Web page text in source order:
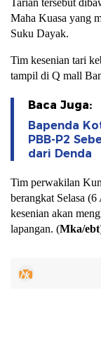
Maha Kuasa yang
Suku Dayak.
Tim kesenian tari
tampil di Q mall
Baca Juga:
Bapenda
PBB-P2
dari Denda
Tim perwakilan
berangkat Selasa
kesenian akan
lapangan. (Mka/ebt